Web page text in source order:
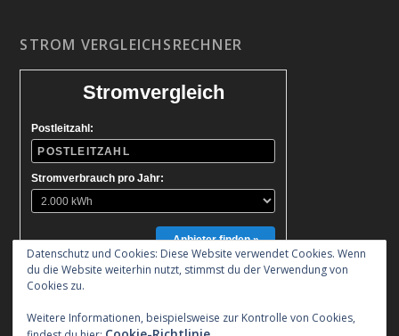
STROM VERGLEICHSRECHNER
Stromvergleich
Postleitzahl:
Stromverbrauch pro Jahr:
Anbieter finden »
Datenschutz und Cookies: Diese Website verwendet Cookies. Wenn
du die Website weiterhin nutzt, stimmst du der Verwendung von
Cookies zu.
Weitere Informationen, beispielsweise zur Kontrolle von Cookies,